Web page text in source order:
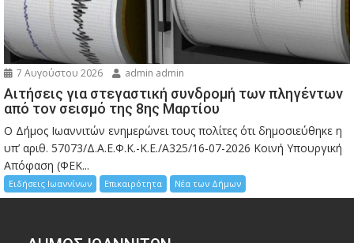
7 Αυγούστου 2026 admin admin
Αιτήσεις για στεγαστική συνδρομή των πληγέντων
από τον σεισμό της 8ης Μαρτίου
Ο Δήμος Ιωαννιτών ενημερώνει τους πολίτες ότι δημοσιεύθηκε η
υπ’ αριθ. 57073/Δ.Α.Ε.Φ.Κ.-Κ.Ε./Α325/16-07-2026 Κοινή Υπουργική
Απόφαση (ΦΕΚ...
Ειδήσεις Ιωαννίνων Επικαιρότητα Νέα των Δήμων